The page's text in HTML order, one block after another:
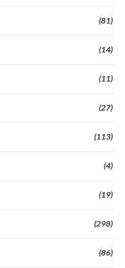
(81)
(14)
(11)
(27)
(113)
(4)
(19)
(298)
(86)